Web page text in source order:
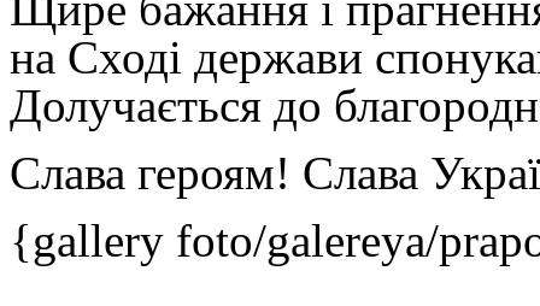
на Сході держави
Долучається до
Слава героям! Слава
{gallery foto/galereya/